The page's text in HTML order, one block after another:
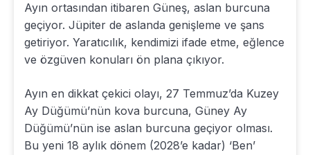
Ayın ortasından itibaren Güneş, aslan burcuna
geçiyor. Jüpiter de aslanda genişleme ve şans
getiriyor. Yaratıcılık, kendimizi ifade etme, eğlence
ve özgüven konuları ön plana çıkıyor.
Ayın en dikkat çekici olayı, 27 Temmuz’da Kuzey
Ay Düğümü’nün kova burcuna, Güney Ay
Düğümü’nün ise aslan burcuna geçiyor olması.
Bu yeni 18 aylık dönem (2028’e kadar) ‘Ben’